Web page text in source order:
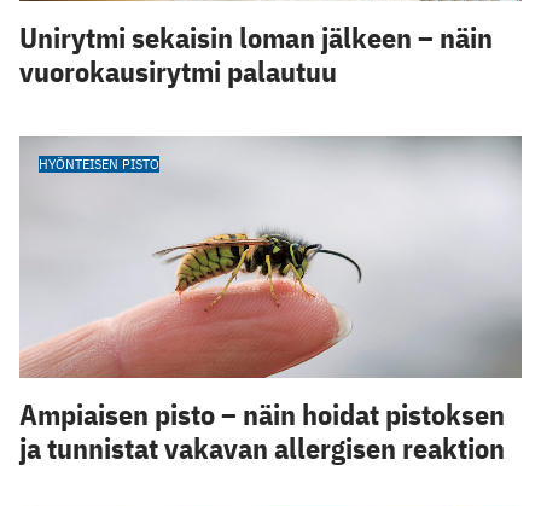
Unirytmi sekaisin loman jälkeen – näin
vuorokausirytmi palautuu
HYÖNTEISEN PISTO
Ampiaisen pisto – näin hoidat pistoksen
ja tunnistat vakavan allergisen reaktion